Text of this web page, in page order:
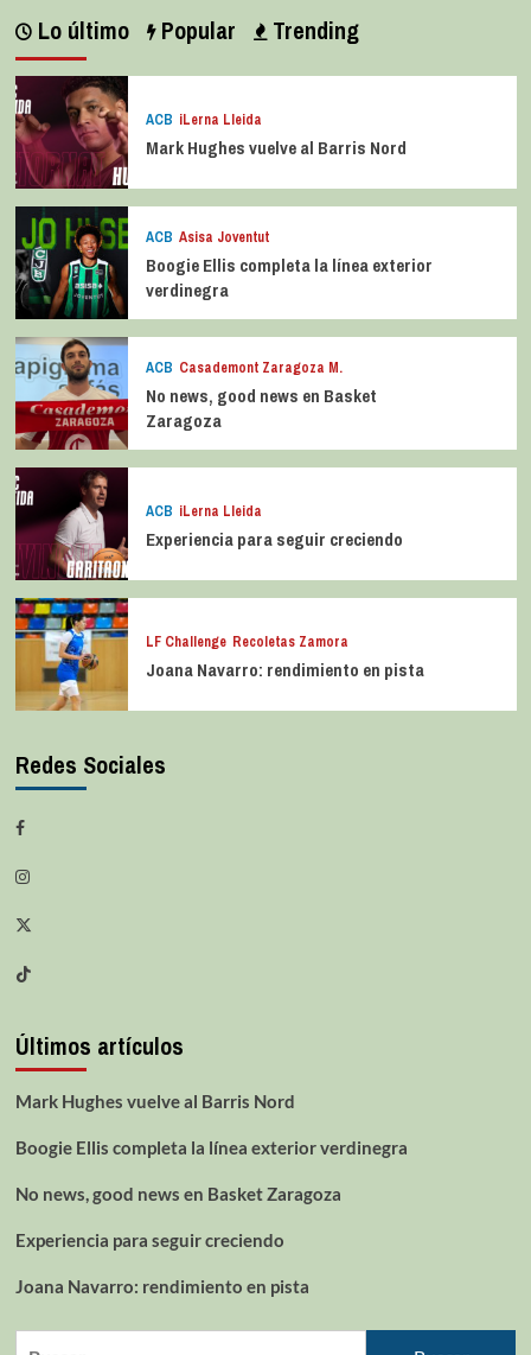
Lo último Popular Trending
ACB iLerna Lleida
Mark Hughes vuelve al Barris Nord
ACB Asisa Joventut
Boogie Ellis completa la línea exterior
verdinegra
ACB Casademont Zaragoza M.
No news, good news en Basket
Zaragoza
ACB iLerna Lleida
Experiencia para seguir creciendo
LF Challenge Recoletas Zamora
Joana Navarro: rendimiento en pista
Redes Sociales
Últimos artículos
Mark Hughes vuelve al Barris Nord
Boogie Ellis completa la línea exterior verdinegra
No news, good news en Basket Zaragoza
Experiencia para seguir creciendo
Joana Navarro: rendimiento en pista